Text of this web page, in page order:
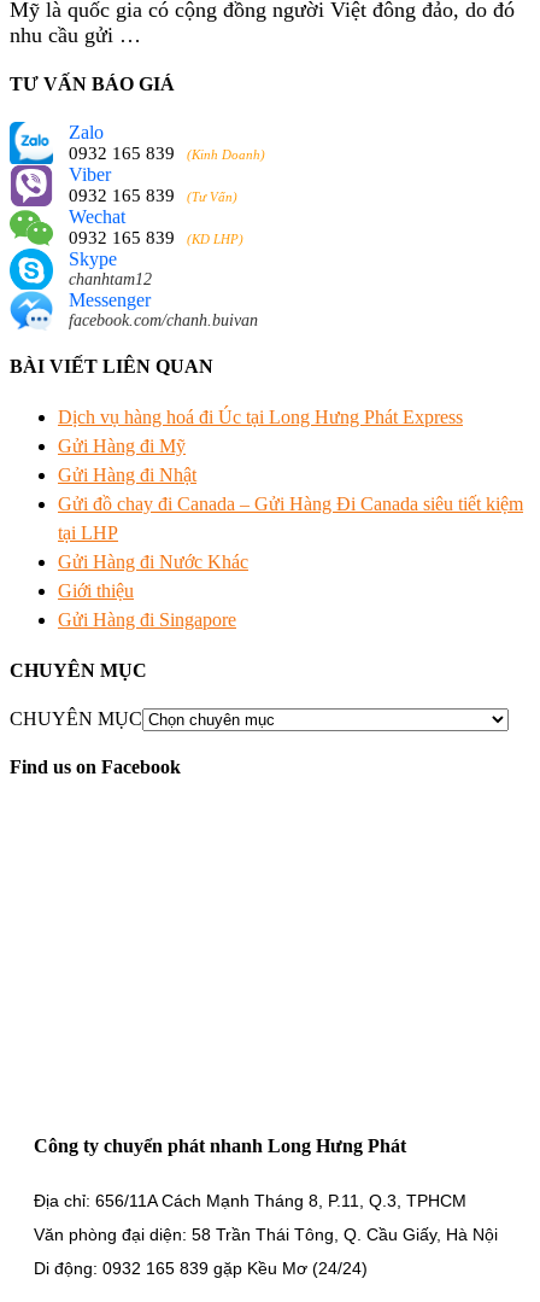
Mỹ là quốc gia có cộng đồng người Việt đông đảo, do đó
nhu cầu gửi …
TƯ VẤN BÁO GIÁ
Zalo
0932 165 839 (Kinh Doanh)
Viber
0932 165 839 (Tư Vấn)
Wechat
0932 165 839 (KD LHP)
Skype
chanhtam12
Messenger
facebook.com/chanh.buivan
BÀI VIẾT LIÊN QUAN
Dịch vụ hàng hoá đi Úc tại Long Hưng Phát Express
Gửi Hàng đi Mỹ
Gửi Hàng đi Nhật
Gửi đồ chay đi Canada – Gửi Hàng Đi Canada siêu tiết kiệm
tại LHP
Gửi Hàng đi Nước Khác
Giới thiệu
Gửi Hàng đi Singapore
CHUYÊN MỤC
CHUYÊN MỤC
Find us on Facebook
Công ty chuyển phát nhanh Long Hưng Phát
Địa chỉ: 656/11A Cách Mạnh Tháng 8, P.11, Q.3, TPHCM
Văn phòng đại diện: 58 Trần Thái Tông, Q. Cầu Giấy, Hà Nội
Di động: 0932 165 839 gặp Kều Mơ (24/24)